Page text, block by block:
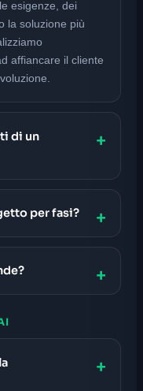
esigenze, dei
la soluzione più
affiancare il cliente
di un
per fasi?